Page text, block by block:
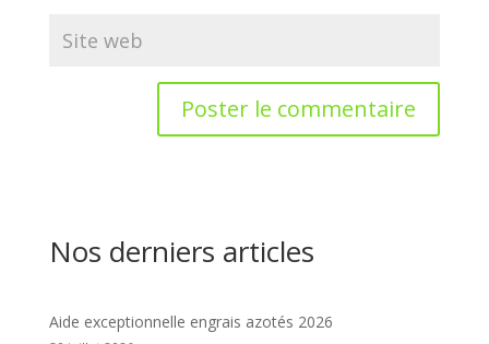
Nos derniers articles
Aide exceptionnelle engrais azotés 2026